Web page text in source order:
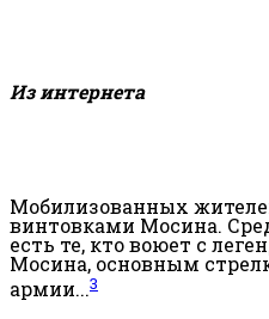
Из интернета
Мобилизованных
винтовками Мосина.
есть те, кто воюет с
Мосина, основным
армии...3